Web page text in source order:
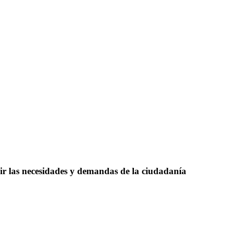
necesidades y demandas de la ciudadanía